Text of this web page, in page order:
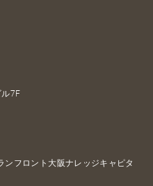
7F
フロント大阪ナレッジキャピタ